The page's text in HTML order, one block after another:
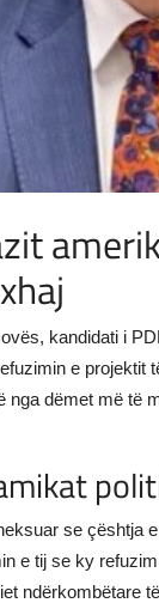
kandidati i
e projektit
dëmet më të
se çështja
e tij se ky
ndërkombëtare